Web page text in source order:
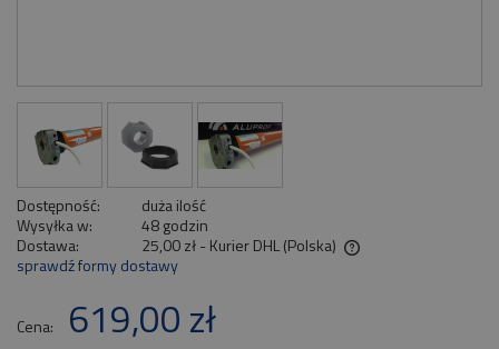
Dostępność:
duża ilość
Wysyłka w:
48 godzin
Dostawa:
25,00 zł - Kurier DHL (Polska)
Cena nie zawiera ewentualnych kosztów płatności
sprawdź formy dostawy
Cena: 619,00 zł